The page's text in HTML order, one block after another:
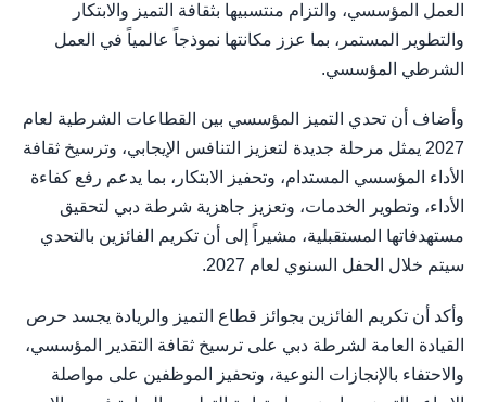
العمل المؤسسي، والتزام منتسبيها بثقافة التميز والابتكار
والتطوير المستمر، بما عزز مكانتها نموذجاً عالمياً في العمل
الشرطي المؤسسي.
وأضاف أن تحدي التميز المؤسسي بين القطاعات الشرطية لعام
2027 يمثل مرحلة جديدة لتعزيز التنافس الإيجابي، وترسيخ ثقافة
الأداء المؤسسي المستدام، وتحفيز الابتكار، بما يدعم رفع كفاءة
الأداء، وتطوير الخدمات، وتعزيز جاهزية شرطة دبي لتحقيق
مستهدفاتها المستقبلية، مشيراً إلى أن تكريم الفائزين بالتحدي
سيتم خلال الحفل السنوي لعام 2027.
وأكد أن تكريم الفائزين بجوائز قطاع التميز والريادة يجسد حرص
القيادة العامة لشرطة دبي على ترسيخ ثقافة التقدير المؤسسي،
والاحتفاء بالإنجازات النوعية، وتحفيز الموظفين على مواصلة